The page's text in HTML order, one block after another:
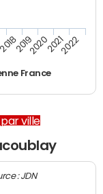
France
2019202020212022
ville
: JDN